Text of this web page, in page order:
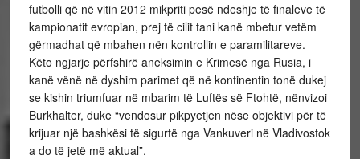
futbolli që në vitin 2012 mikpriti pesë ndeshje të finaleve të
kampionatit evropian, prej të cilit tani kanë mbetur vetëm
gërmadhat që mbahen nën kontrollin e paramilitareve.
Këto ngjarje përfshirë aneksimin e Krimesë nga Rusia, i
kanë vënë në dyshim parimet që në kontinentin tonë dukej
se kishin triumfuar në mbarim të Luftës së Ftohtë, nënvizoi
Burkhalter, duke “vendosur pikpyetjen nëse objektivi për të
krijuar një bashkësi të sigurtë nga Vankuveri në Vladivostok
a do të jetë më aktual”.